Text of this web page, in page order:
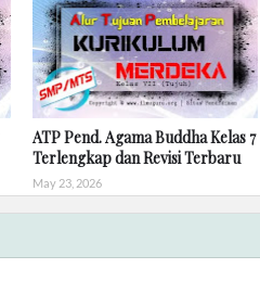
ATP Pend. Agama Buddha Kelas 7
Terlengkap dan Revisi Terbaru
May 23, 2026